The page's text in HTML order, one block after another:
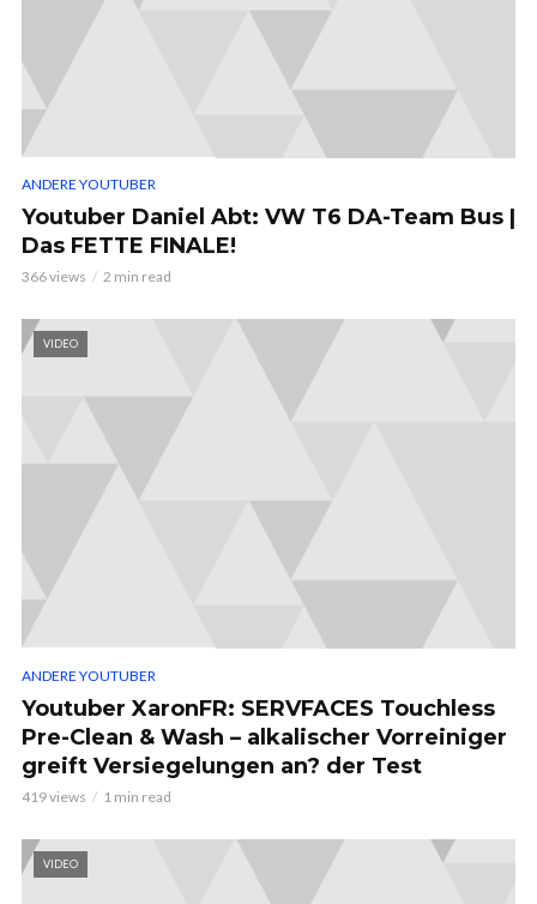
ANDERE YOUTUBER
Youtuber Daniel Abt: VW T6 DA-Team Bus |
Das FETTE FINALE!
366 views 2 min read
VIDEO
ANDERE YOUTUBER
Youtuber XaronFR: SERVFACES Touchless
Pre-Clean & Wash – alkalischer Vorreiniger
greift Versiegelungen an? der Test
419 views 1 min read
VIDEO